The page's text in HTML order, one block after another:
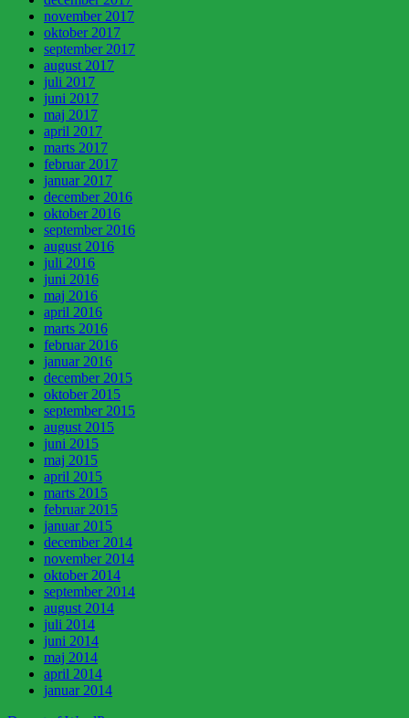
november 2017
oktober 2017
september 2017
august 2017
juli 2017
juni 2017
maj 2017
april 2017
marts 2017
februar 2017
januar 2017
december 2016
oktober 2016
september 2016
august 2016
juli 2016
juni 2016
maj 2016
april 2016
marts 2016
februar 2016
januar 2016
december 2015
oktober 2015
september 2015
august 2015
juni 2015
maj 2015
april 2015
marts 2015
februar 2015
januar 2015
december 2014
november 2014
oktober 2014
september 2014
august 2014
juli 2014
juni 2014
maj 2014
april 2014
januar 2014